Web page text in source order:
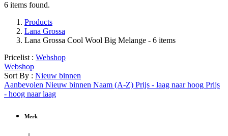
6 items found.
Products
Lana Grossa
Lana Grossa Cool Wool Big Melange - 6 items
Pricelist : Webshop
Webshop
Sort By : Nieuw binnen
Aanbevolen Nieuw binnen Naam (A-Z) Prijs - laag naar hoog Prijs
- hoog naar laag
Merk